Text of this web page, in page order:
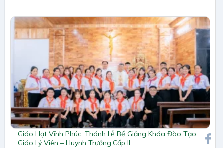
Giáo Hạt Vĩnh Phúc: Thánh Lễ Bế Giảng Khóa Đào Tạo
Giáo Lý Viên – Huynh Trưởng Cấp II